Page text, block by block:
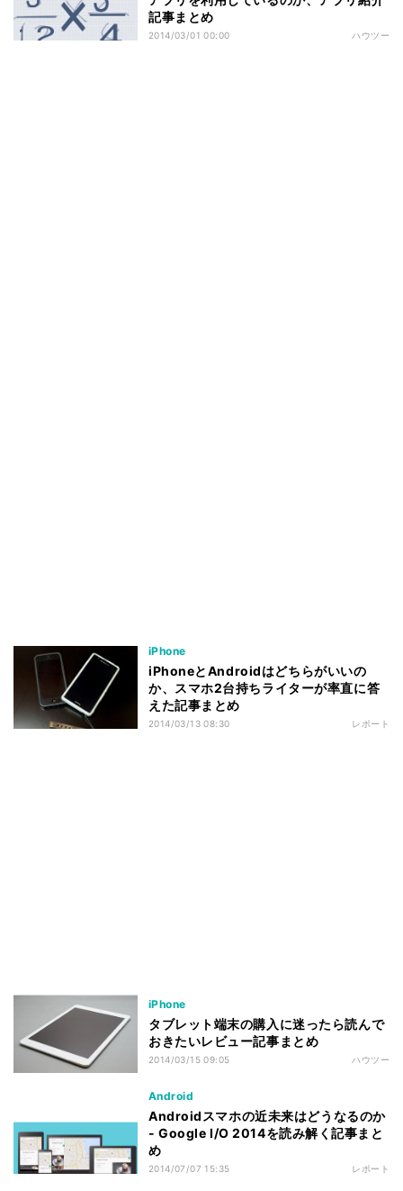
記事まとめ
2014/03/01 00:00 ハウツー
iPhone
iPhoneとAndroidはどちらがいいの
か、スマホ2台持ちライターが率直に答
えた記事まとめ
2014/03/13 08:30 レポート
iPhone
タブレット端末の購入に迷ったら読んで
おきたいレビュー記事まとめ
2014/03/15 09:05 ハウツー
Android
Androidスマホの近未来はどうなるのか
- Google I/O 2014を読み解く記事まと
め
2014/07/07 15:35 レポート